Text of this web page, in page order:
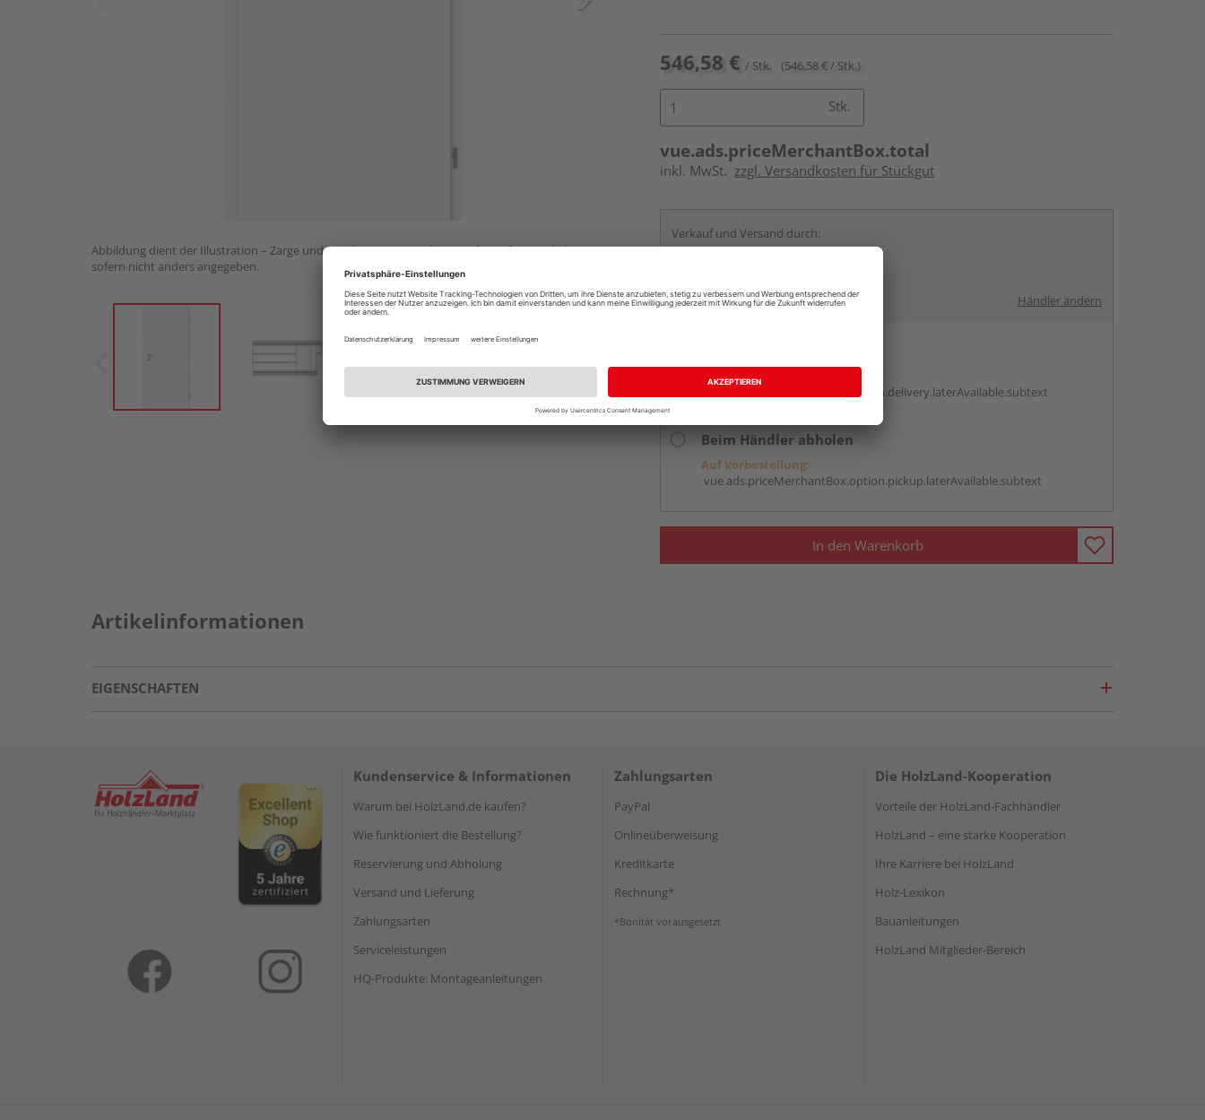
Abbildung dient der Illustration – Zarge und Drückergarnitur nicht im Lieferumfang enthalten,
sofern nicht anders angegeben.
546,58 € / Stk. (546,58 € / Stk.)
Stk.
vue.ads.priceMerchantBox.total
inkl. MwSt. zzgl. Versandkosten für Stückgut
Verkauf und Versand durch:
Services Kontakt Händler ändern
Auf Vorbestellung:
vue.ads.priceMerchantBox.option.delivery.laterAvailable.subtext
Beim Händler abholen
Auf Vorbestellung:
vue.ads.priceMerchantBox.option.pickup.laterAvailable.subtext
In den Warenkorb
Artikelinformationen
EIGENSCHAFTEN
Kundenservice & Informationen
Warum bei HolzLand.de kaufen?
Wie funktioniert die Bestellung?
Reservierung und Abholung
Versand und Lieferung
Zahlungsarten
Serviceleistungen
HQ-Produkte: Montageanleitungen
Zahlungsarten
PayPal
Onlineüberweisung
Kreditkarte
Rechnung*
*Bonität vorausgesetzt
Die HolzLand-Kooperation
Vorteile der HolzLand-Fachhändler
HolzLand – eine starke Kooperation
Ihre Karriere bei HolzLand
Holz-Lexikon
Bauanleitungen
HolzLand Mitglieder-Bereich